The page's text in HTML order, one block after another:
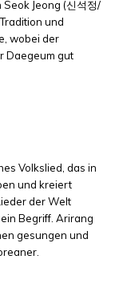
Jeong (신석정/
und
wobei der
Daegeum gut
Volkslied, das in
und kreiert
der Welt
Begriff. Arirang
gesungen und